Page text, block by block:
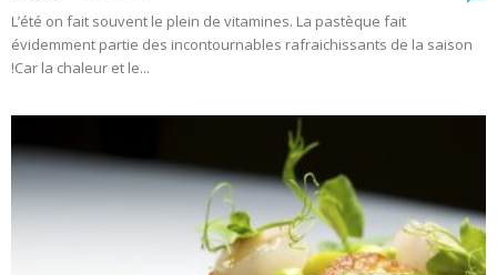
L’été on fait souvent le plein de vitamines. La pastèque fait
évidemment partie des incontournables rafraichissants de la saison
!Car la chaleur et le...